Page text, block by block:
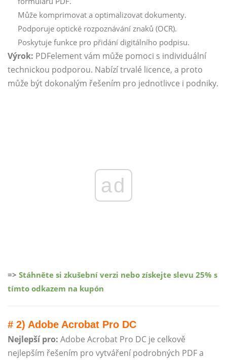
Může komprimovat a optimalizovat dokumenty.
Podporuje optické rozpoznávání znaků (OCR).
Poskytuje funkce pro přidání digitálního podpisu.
Výrok: PDFelement vám může pomoci s individuální
technickou podporou. Nabízí trvalé licence, a proto
může být dokonalým řešením pro jednotlivce i podniky.
ad
=> Stáhněte si zkušební verzi nebo získejte slevu 25% s
tímto odkazem na kupón
# 2) Adobe Acrobat Pro DC
Nejlepší pro: Adobe Acrobat Pro DC je celkově
nejlepším řešením pro vytváření podrobných PDF a